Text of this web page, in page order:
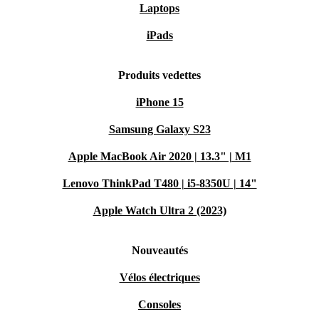
Laptops
iPads
Produits vedettes
iPhone 15
Samsung Galaxy S23
Apple MacBook Air 2020 | 13.3" | M1
Lenovo ThinkPad T480 | i5-8350U | 14"
Apple Watch Ultra 2 (2023)
Nouveautés
Vélos électriques
Consoles